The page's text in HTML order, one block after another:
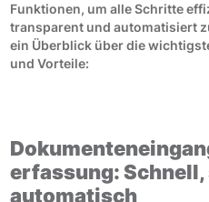
Funktionen, um alle Schritte
transparent und automatisiert
ein Überblick über die
und Vorteile:
erfassung: Schnell,
automatisch